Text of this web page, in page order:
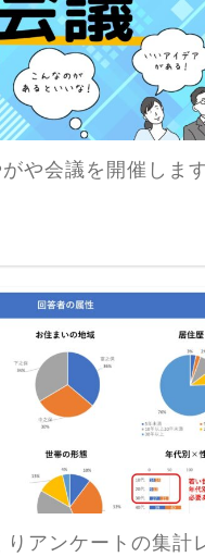
や会議を開催します
りアンケートの集計